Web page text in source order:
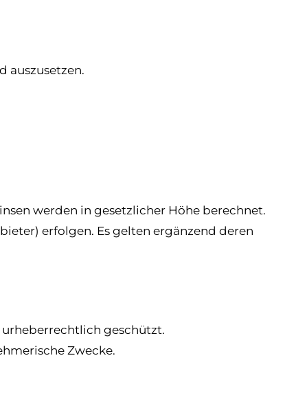
auszusetzen.
werden in gesetzlicher Höhe berechnet.
erfolgen. Es gelten ergänzend deren
urheberrechtlich geschützt.
Zwecke.